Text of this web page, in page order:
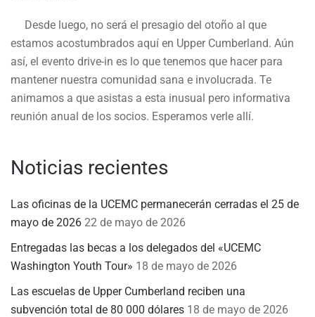
Desde luego, no será el presagio del otoño al que
estamos acostumbrados aquí en Upper Cumberland. Aún
así, el evento drive-in es lo que tenemos que hacer para
mantener nuestra comunidad sana e involucrada. Te
animamos a que asistas a esta inusual pero informativa
reunión anual de los socios. Esperamos verle allí.
Noticias recientes
Las oficinas de la UCEMC permanecerán cerradas el 25 de
mayo de 2026 22 de mayo de 2026
Entregadas las becas a los delegados del «UCEMC
Washington Youth Tour» 18 de mayo de 2026
Las escuelas de Upper Cumberland reciben una
subvención total de 80 000 dólares 18 de mayo de 2026